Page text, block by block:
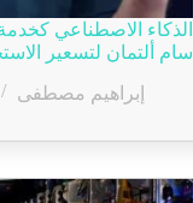
الذكاء الاصطناعي
سام ألتمان لتسعير
إبراهيم مصطفى